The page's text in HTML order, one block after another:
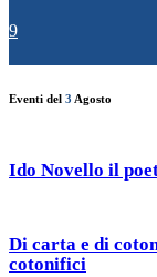
9
Eventi del 3 Agosto
Ido Novello il
Di carta e di
cotonifici